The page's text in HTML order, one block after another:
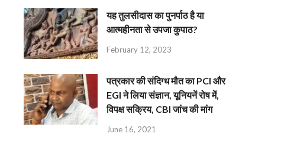
यह तुलसीदास का पुनर्पाठ है या
आत्महीनता से उपजा कुपाठ?
February 12, 2023
पत्रकार की संदिग्ध मौत का PCI और
EGI ने लिया संज्ञान, यूनियनें रोष में,
विपक्ष सक्रिय, CBI जांच की मांग
June 16, 2021